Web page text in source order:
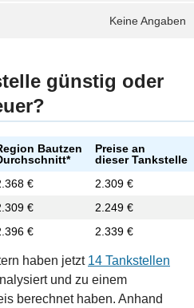
Keine Angaben
günstig oder
Bautzen
Preise an
dieser Tankstelle
€
2.309 €
€
2.249 €
€ 2.339 €
haben jetzt 14 Tankstellen
und zu einem
berechnet haben. Anhand